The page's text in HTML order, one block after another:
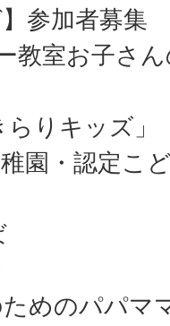
参加者募集
教室お子さ
らりキッズ」
園・認定こ
めのパパマ